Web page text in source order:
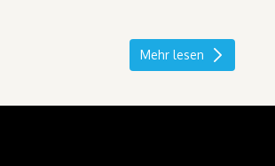
Mehr lesen